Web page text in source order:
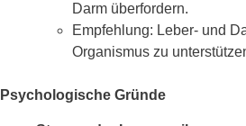
Darm überfordern.
Empfehlung: Leber- und
Organismus zu
Psychologische Gründe